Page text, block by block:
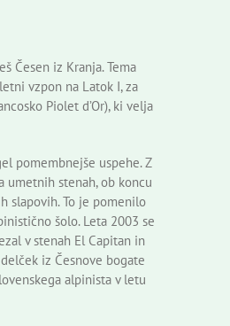
Česen iz Kranja. Tema
vzpon na Latok I, za
Piolet d’Or), ki velja
pomembnejše uspehe. Z
umetnih stenah, ob koncu
slapovih. To je pomenilo
šolo. Leta 2003 se
v stenah El Capitan in
iz Česnove bogate
alpinista v letu